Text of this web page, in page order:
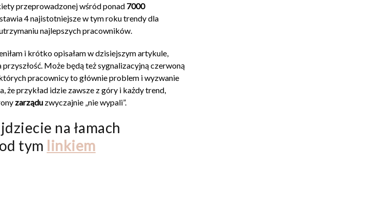
przeprowadzonej wśród ponad 7000
4 najistotniejsze w tym roku trendy dla
najlepszych pracowników.
i krótko opisałam w dzisiejszym artykule,
Może będą też sygnalizacyjną czerwoną
pracownicy to głównie problem i wyzwanie
że przykład idzie zawsze z góry i każdy trend,
zarządu zwyczajnie „nie wypali”.
na łamach
tym linkiem